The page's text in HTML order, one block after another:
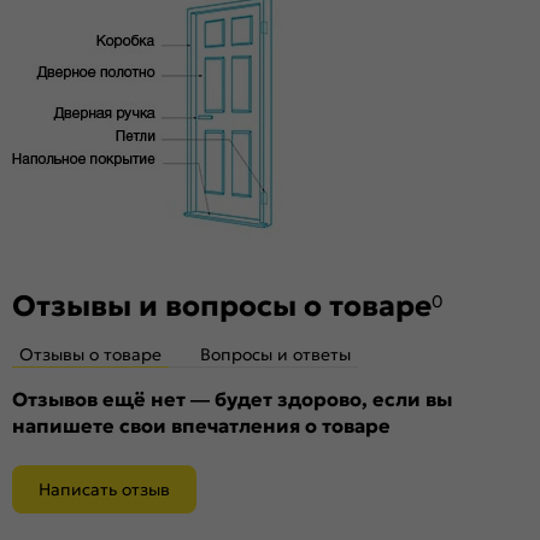
Отзывы и вопросы о товаре0
Отзывы о товаре Вопросы и ответы
Отзывов ещё нет — будет здорово, если вы
напишете свои впечатления о товаре
Написать отзыв